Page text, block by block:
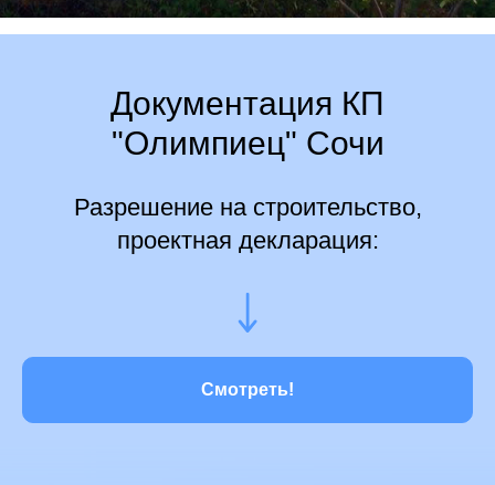
Документация КП
"Олимпиец" Сочи
Разрешение на строительство,
проектная декларация:
Смотреть!